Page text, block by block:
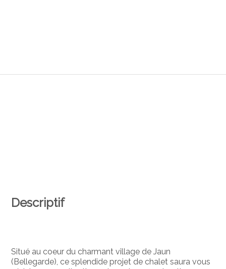
Descriptif
Situé au coeur du charmant village de Jaun
(Bellegarde), ce splendide projet de chalet saura vous